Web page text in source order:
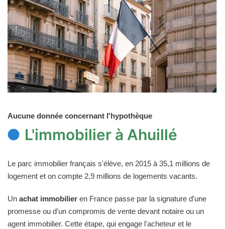
Aucune donnée concernant l'hypothèque
L'immobilier à Ahuillé
Le parc immobilier français s'élève, en 2015 à 35,1 millions de
logement et on compte 2,9 millions de logements vacants.
Un achat immobilier en France passe par la signature d'une
promesse ou d'un compromis de vente devant notaire ou un
agent immobilier. Cette étape, qui engage l'acheteur et le